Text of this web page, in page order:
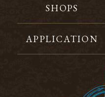
SHOPS
APPLICATION